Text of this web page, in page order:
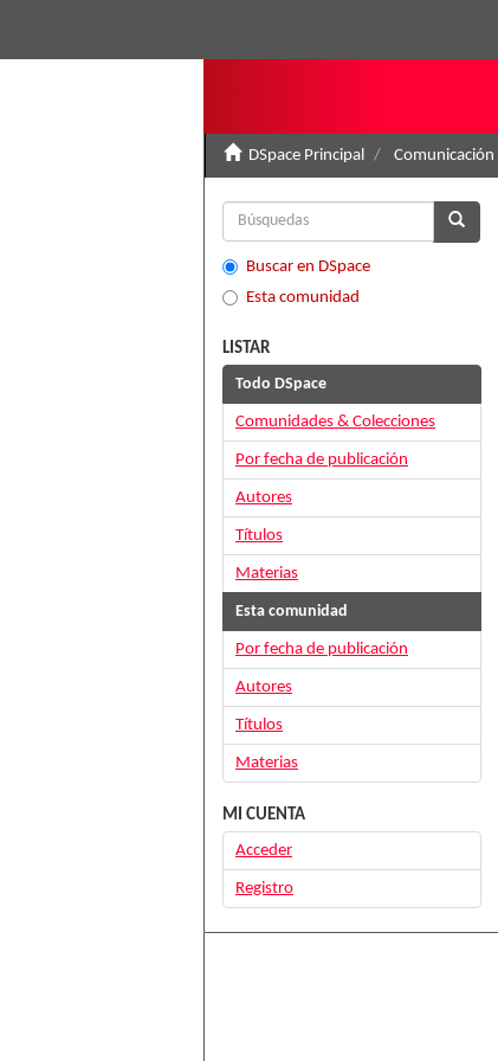
DSpace Principal Comunicación
Buscar en DSpace
Esta comunidad
LISTAR
Todo DSpace
Comunidades & Colecciones
Por fecha de publicación
Autores
Títulos
Materias
Esta comunidad
Por fecha de publicación
Autores
Títulos
Materias
MI CUENTA
Acceder
Registro